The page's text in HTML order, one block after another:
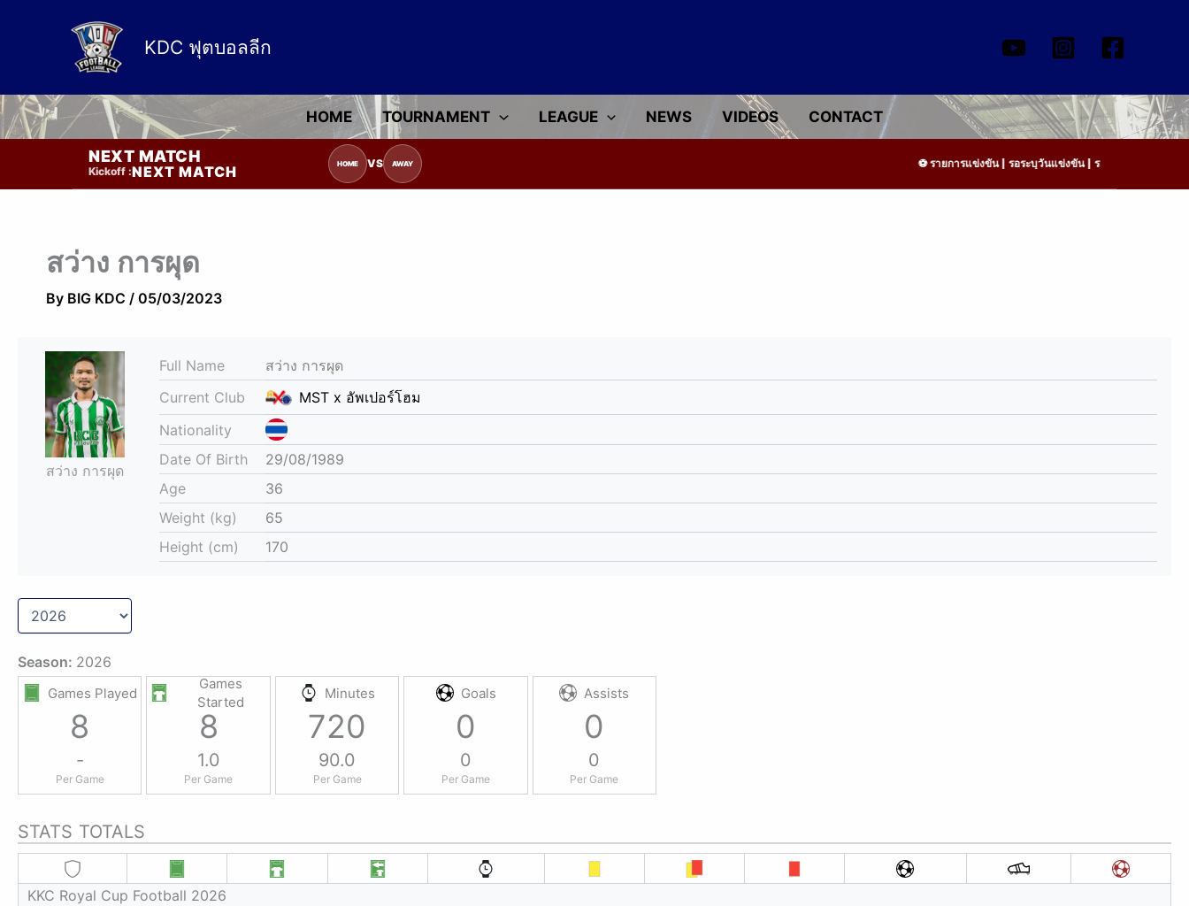
KDC ฟุตบอลลีก
HOME TOURNAMENT LEAGUE NEWS VIDEOS CONTACT
NEXT MATCH
Kickoff :NEXT MATCH HOME VS AWAY
รายการแข่งขัน | รอระบุวันแข่งขัน | รอข้อมูลทีมแข่งขัน รายการแข่งขัน | รอระบุวันแข่งขัน | รอข้อมูลทีมแข่งขัน
สว่าง การผุด
By BIG KDC / 05/03/2023
สว่าง การผุด
Full Name
สว่าง การผุด
Current Club
MST x อัพเปอร์โฮม
Nationality
Date Of Birth
29/08/1989
Age
36
Weight (kg)
65
Height (cm)
170
Season: 2026
Games Played
8
-
Per Game
Games
Started
8
1.0
Per Game
Minutes
720
90.0
Per Game
Goals
0
0
Per Game
Assists
0
0
Per Game
STATS TOTALS
KKC Royal Cup Football 2026